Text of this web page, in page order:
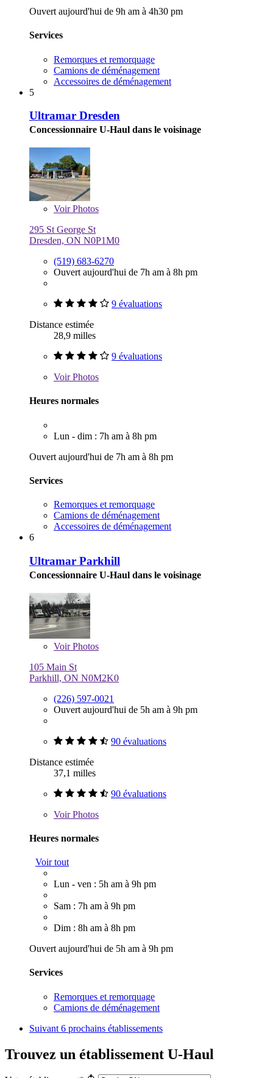
Ouvert aujourd'hui de 9h am à 4h30 pm
Services
Remorques et remorquage
Camions de déménagement
Accessoires de déménagement
5
Ultramar Dresden
Concessionnaire U-Haul dans le voisinage
VoirPhotos
295 St George St
Dresden, ON N0P1M0
(519) 683-6270
Ouvert aujourd'hui de 7h am à 8h pm
9 évaluations
Distance estimée
28,9 milles
9 évaluations
VoirPhotos
Heures normales
Lun - dim : 7h am à 8h pm
Ouvert aujourd'hui de 7h am à 8h pm
Services
Remorques et remorquage
Camions de déménagement
Accessoires de déménagement
6
Ultramar Parkhill
Concessionnaire U-Haul dans le voisinage
VoirPhotos
105 Main St
Parkhill, ON N0M2K0
(226) 597-0021
Ouvert aujourd'hui de 5h am à 9h pm
90 évaluations
Distance estimée
37,1 milles
90 évaluations
VoirPhotos
Heures normales
Voir tout
Lun - ven : 5h am à 9h pm
Sam : 7h am à 9h pm
Dim : 8h am à 8h pm
Ouvert aujourd'hui de 5h am à 9h pm
Services
Remorques et remorquage
Camions de déménagement
Suivant 6 prochains établissements
Trouvez un établissement U-Haul